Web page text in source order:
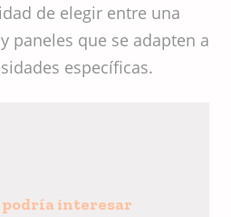
de elegir entre una
paneles que se adapten a
específicas.
podría interesar